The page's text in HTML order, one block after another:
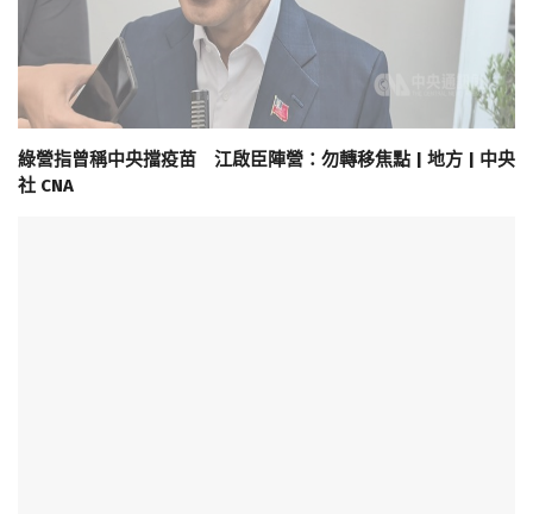
綠營指曾稱中央擋疫苗 江啟臣陣營：勿轉移焦點 | 地方 | 中央
社 CNA